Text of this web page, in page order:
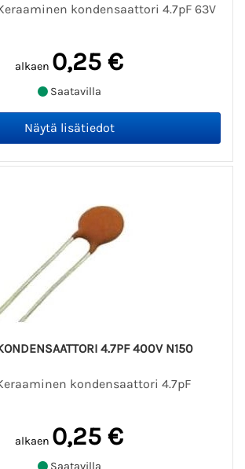
kondensaattori 4.7pF 63V
alkaen 0,25 €
Saatavilla
4.7PF 400V N150
kondensaattori 4.7pF
alkaen 0,25 €
Saatavilla